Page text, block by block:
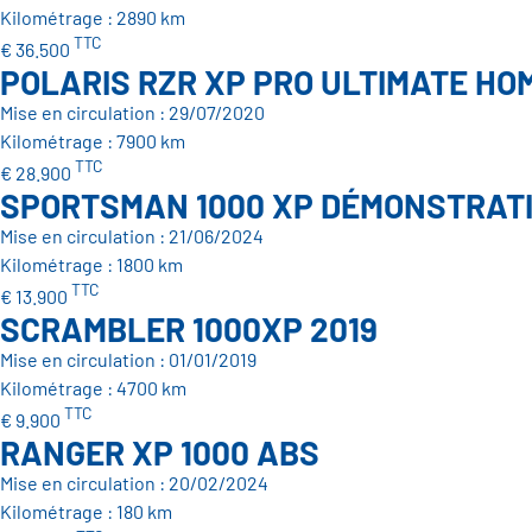
Kilométrage : 2890 km
€ 36.500 TTC
POLARIS RZR XP PRO ULTIMATE
Mise en circulation : 29/07/2020
Kilométrage : 7900 km
€ 28.900 TTC
SPORTSMAN 1000 XP
Mise en circulation : 21/06/2024
Kilométrage : 1800 km
€ 13.900 TTC
SCRAMBLER 1000XP 2019
Mise en circulation : 01/01/2019
Kilométrage : 4700 km
€ 9.900 TTC
RANGER XP 1000 ABS
Mise en circulation : 20/02/2024
Kilométrage : 180 km